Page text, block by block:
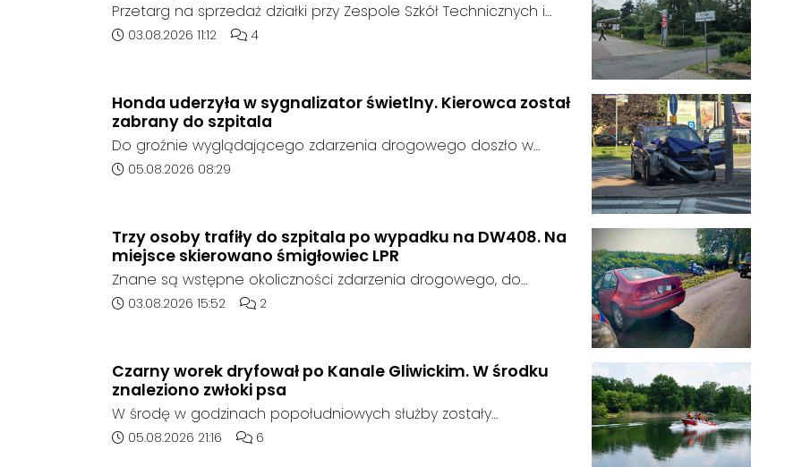
Przetarg na sprzedaż działki przy Zespole Szkół Technicznych i
Ogólnokształcących w Kędzierzynie-Koźlu zakończył się bez
oferent.
Data dodania artykułu:
03.08.2026 11:12 Liczba komentarzy artykułu:
4
Honda uderzyła w sygnalizator świetlny. Kierowca został
zabrany do szpitala
Do groźnie wyglądającego zdarzenia drogowego doszło w
środę rano w Koźlu. Około godziny 6:30 kierujący samochodem
Data dodania artykułu:
05.08.2026 08:29
Trzy osoby trafiły do szpitala po wypadku na DW408. Na
miejsce skierowano śmigłowiec LPR
Znane są wstępne okoliczności zdarzenia drogowego, do
którego doszło około godziny 14:30 na drodze wojewódzkiej nr
Data dodania artykułu:
03.08.2026 15:52 Liczba komentarzy artykułu:
2
Czarny worek dryfował po Kanale Gliwickim. W środku
znaleziono zwłoki psa
W środę w godzinach popołudniowych służby zostały
zadysponowane nad Kanał Gliwicki po zgłoszeniu od
Data dodania artykułu:
05.08.2026 21:16 Liczba komentarzy artykułu:
6